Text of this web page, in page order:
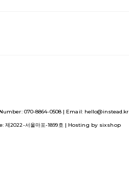
070-8864-0508 | Email: hello@instead.kr
제2022-서울마포-1899호 | Hosting by sixshop